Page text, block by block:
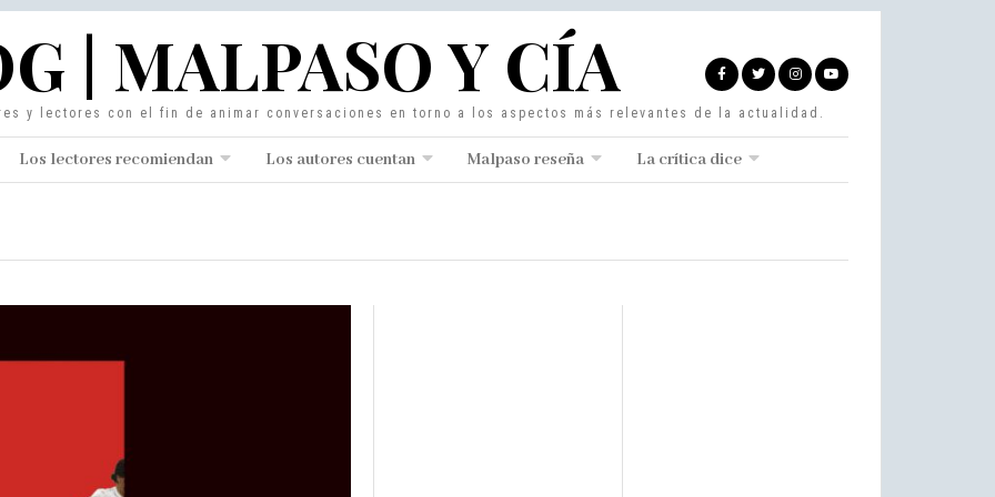
| MALPASO Y CÍA
y lectores con el fin de animar conversaciones en torno a los aspectos más relevantes de la actualidad.
Los lectores recomiendan Los autores cuentan Malpaso reseña La crítica dice